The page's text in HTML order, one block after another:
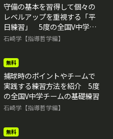
守備の基本を習得して個々の
レベルアップを重視する「平
日練習」 5度の全国V中学チ
ームの基礎練習
石崎学【指導哲学編】
無料
捕球時のポイントやチームで
実践する練習方法を紹介 5度
の全国V中学チームの基礎練習
石崎学【指導哲学編】
無料